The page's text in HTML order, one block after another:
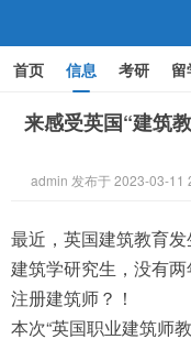
首页 信息 考研 留
文化 家庭教育
来感受英国“建筑
admin 发布于 2023-03-11
最近，英国建筑教育
建筑学研究生，没有
注册建筑师？！
本次“英国职业建筑师